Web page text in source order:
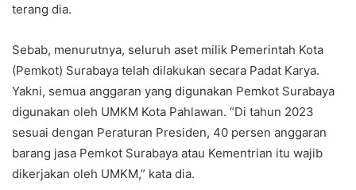
terang dia.
Sebab, menurutnya, seluruh aset milik Pemerintah Kota
(Pemkot) Surabaya telah dilakukan secara Padat Karya.
Yakni, semua anggaran yang digunakan Pemkot Surabaya
digunakan oleh UMKM Kota Pahlawan. “Di tahun 2023
sesuai dengan Peraturan Presiden, 40 persen anggaran
barang jasa Pemkot Surabaya atau Kementrian itu wajib
dikerjakan oleh UMKM,” kata dia.